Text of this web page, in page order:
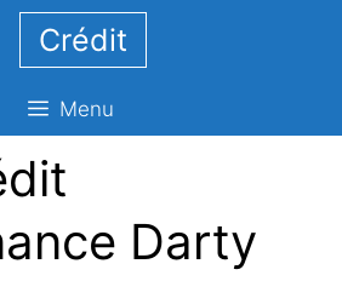
Crédit
Menu
Darty